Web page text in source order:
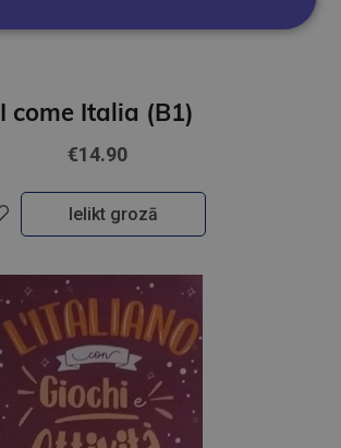
I come Italia (B1)
€14.90
Ielikt grozā